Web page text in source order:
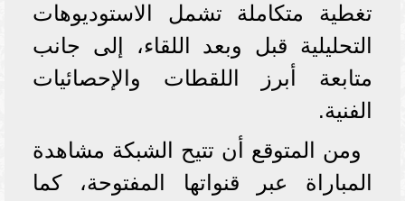
تغطية متكاملة تشمل الاستوديوهات
التحليلية قبل وبعد اللقاء، إلى جانب
متابعة أبرز اللقطات والإحصائيات
الفنية.
ومن المتوقع أن تتيح الشبكة مشاهدة
المباراة عبر قنواتها المفتوحة، كما